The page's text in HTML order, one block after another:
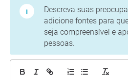
Descreva suas
adicione fontes para
seja compreensível e
pessoas.